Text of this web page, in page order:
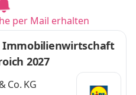
per Mail erhalten
Immobilienwirtschaft
2027
Co. KG